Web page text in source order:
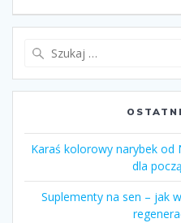
Karaś kolorowy narybek od
dla
Suplementy na sen – jak